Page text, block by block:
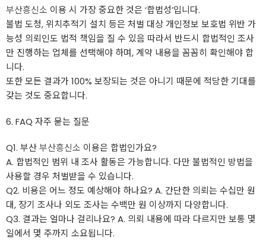
부산흥신소 이용 시 가장 중요한 것은 ‘합법성’입니다.
불법 도청, 위치추적기 설치 등은 처벌 대상 개인정보 보호법 위반 가
능성 의뢰인도 법적 책임을 질 수 있음 따라서 반드시 합법적인 조사
만 진행하는 업체를 선택해야 하며, 계약 내용을 꼼꼼히 확인해야 합
니다.
또한 모든 결과가 100% 보장되는 것은 아니기 때문에 적당한 기대를
갖는 것도 중요합니다.
6. FAQ 자주 묻는 질문
Q1. 부산부산흥신소 이용은 합법인가요?
A. 합법적인 범위 내 조사 활동은 가능합니다. 다만 불법적인 방법을
사용할 경우 처벌받을 수 있습니다.
Q2. 비용은 어느 정도 예상해야 하나요? A. 간단한 의뢰는 수십만 원
대, 장기 조사나 외도 조사는 수백만 원 이상까지 다양합니다.
Q3. 결과는 얼마나 걸리나요? A. 의뢰 내용에 따라 다르지만 보통 몇
일에서 몇 주까지 소요됩니다.